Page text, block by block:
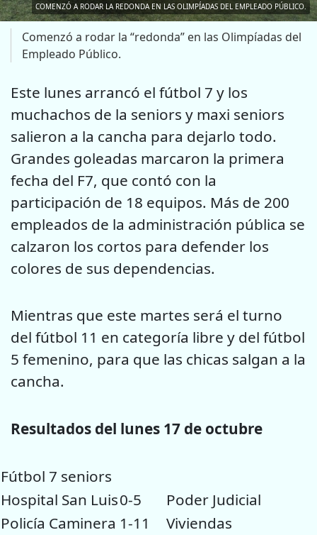
COMENZÓ A RODAR LA REDONDA EN LAS OLIMPÍADAS DEL EMPLEADO PÚBLICO.
Comenzó a rodar la “redonda” en las Olimpíadas del
Empleado Público.
Este lunes arrancó el fútbol 7 y los
muchachos de la seniors y maxi seniors
salieron a la cancha para dejarlo todo.
Grandes goleadas marcaron la primera
fecha del F7, que contó con la
participación de 18 equipos. Más de 200
empleados de la administración pública se
calzaron los cortos para defender los
colores de sus dependencias.
Mientras que este martes será el turno
del fútbol 11 en categoría libre y del fútbol
5 femenino, para que las chicas salgan a la
cancha.
Resultados del lunes 17 de octubre
Fútbol 7 seniors
Hospital San Luis0-5
Poder Judicial
Policía Caminera 1-11
Viviendas